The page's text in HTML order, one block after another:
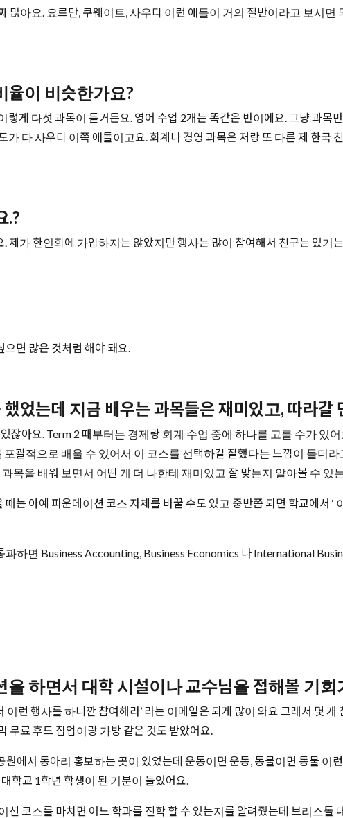
많아요. 요르단, 쿠웨이트, 사우디 이런 애들이 거의 절반이라고 보시면
율이 비슷한가요?
렇게 다섯 과목이 듣거든요. 영어 수업 2개는 똑같은 반이에요. 그냥 과목
가 다 사우디 이쪽 애들이고요. 회계나 경영 과목은 저랑 또 다른 제 한국
.?
. 제가 한인회에 가입하지는 않았지만 행사는 많이 참여해서 친구는 있기
으면 많은 것처럼 해야 돼요.
었는데 지금 배우는 과목들은 재미있고, 따라갈
잖아요. Term 2 때부터는 경제랑 회계 수업 중에 하나를 고를 수가 있
괄적으로 배울 수 있어서 이 코스를 선택하길 잘했다는 느낌이 들더
목을 배워 보면서 어떤 게 더 나한테 재미있고 잘 맞는지 알아볼 수 있
는 아예 파운데이션 코스 자체를 바꿀 수도 있고 중반쯤 되면 학교에서 ‘
하면 Business Accounting, Business Economics 나 International
을 하면서 대학 시설이나 교수님을 접해볼 기
이런 행사를 하니깐 참여해라’ 라는 이메일은 되게 많이 와요 그래서 몇
무료 후드 집업이랑 가방 같은 것도 받았어요.
원에서 동아리 홍보하는 곳이 있었는데 운동이면 운동, 동물이면 동물 이
학교 1학년 학생이 된 기분이 들었어요.
션 코스를 마치면 어느 학과를 진학 할 수 있는지를 알려줬는데 브리스톨